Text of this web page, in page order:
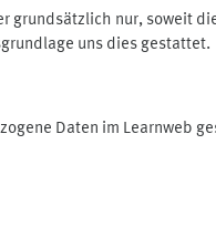
grundsätzlich nur, soweit
uns dies gestattet.
Daten im Learnweb